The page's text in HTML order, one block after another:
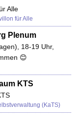
Alle
für Alle
Plenum
18-19 Uhr,
😊
KTS
(KaTS)